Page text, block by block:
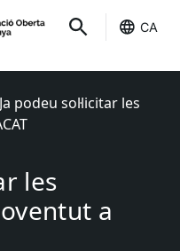
CA
Ja podeu sol·licitar les
les
a